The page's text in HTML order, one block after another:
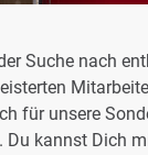
Suche nach
für unsere
kannst Dich